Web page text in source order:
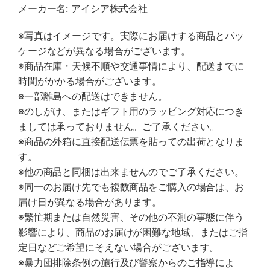
メーカー名: アイシア株式会社
※写真はイメージです。実際にお届けする商品とパッ
ケージなどが異なる場合がございます。
※商品在庫・天候不順や交通事情により、配送までに
時間がかかる場合がございます。
※一部離島への配送はできません。
※のしがけ、またはギフト用のラッピング対応につき
ましては承っておりません。ご了承ください。
※商品の外箱に直接配送伝票を貼っての出荷となりま
す。
※他の商品と同梱は出来ませんのでご了承ください。
※同一のお届け先でも複数商品をご購入の場合は、お
届け日が異なる場合があります。
※繁忙期または自然災害、その他の不測の事態に伴う
影響により、商品のお届けが困難な地域、またはご指
定日などご希望にそえない場合がございます。
※暴力団排除条例の施行及び警察からのご指導によ